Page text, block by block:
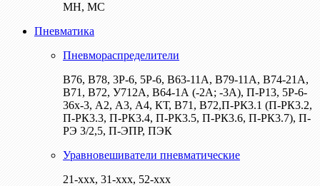
МН, МС
Пневматика
Пневмораспределители
В76, В78, 3Р-6, 5Р-6, В63-11А, В79-11А, В74-21А,
В71, В72, У712А, В64-1А (-2А; -3А), П-Р13, 5Р-6-
36х-3, А2, А3, А4, КТ, В71, В72,П-РК3.1 (П-РК3.2,
П-РК3.3, П-РК3.4, П-РК3.5, П-РК3.6, П-РК3.7), П-
РЭ 3/2,5, П-ЭПР, ПЭК
Уравновешиватели пневматические
21-ххх, 31-ххх, 52-ххх